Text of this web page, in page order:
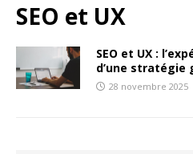
SEO et UX
SEO et UX :
d’une stratégie
28 novembre 2025